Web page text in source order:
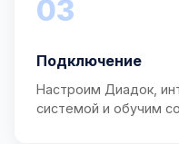
03
Подключение
Настроим Диадок,
системой и обучим